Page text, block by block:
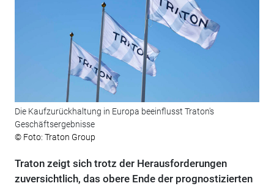
Die Kaufzurückhaltung in Europa beeinflusst Traton's
Geschäftsergebnisse
© Foto: Traton Group
Traton zeigt sich trotz der Herausforderungen
zuversichtlich, das obere Ende der prognostizierten